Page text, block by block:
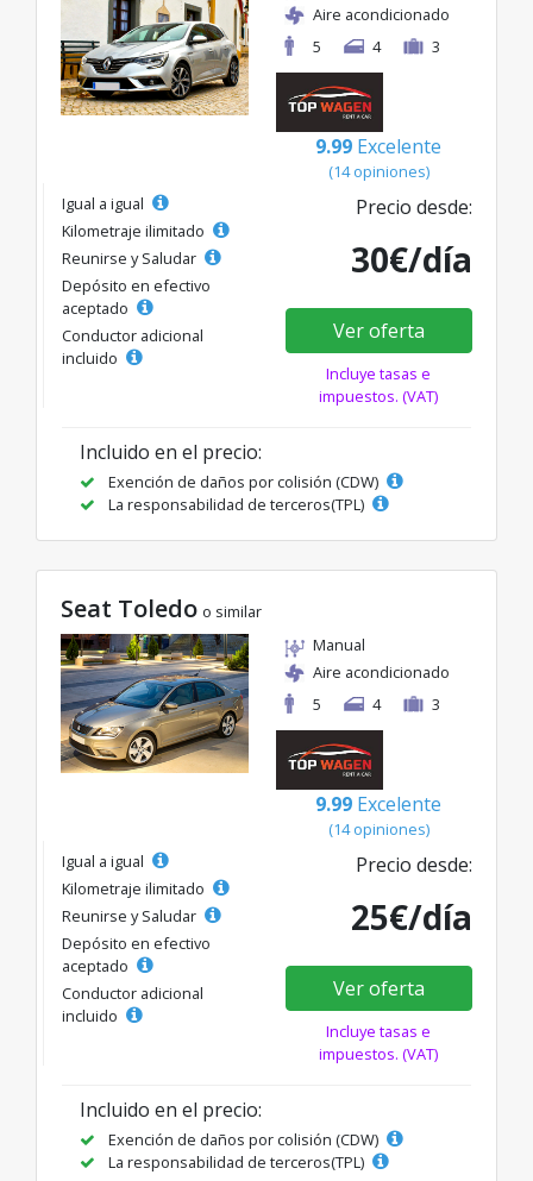
Aire acondicionado
5
4 3
9.99 Excelente
(14 opiniones)
Igual a igual
Kilometraje ilimitado
Reunirse y Saludar
Depósito en efectivo
aceptado
Conductor adicional
incluido
Precio desde:
30€/día
Ver oferta
Incluye tasas e
impuestos. (VAT)
Incluido en el precio:
Exención de daños por colisión (CDW)
La responsabilidad de terceros(TPL)
Seat Toledo o similar
Manual
Aire acondicionado
5
4 3
9.99 Excelente
(14 opiniones)
Igual a igual
Kilometraje ilimitado
Reunirse y Saludar
Depósito en efectivo
aceptado
Conductor adicional
incluido
Precio desde:
25€/día
Ver oferta
Incluye tasas e
impuestos. (VAT)
Incluido en el precio:
Exención de daños por colisión (CDW)
La responsabilidad de terceros(TPL)